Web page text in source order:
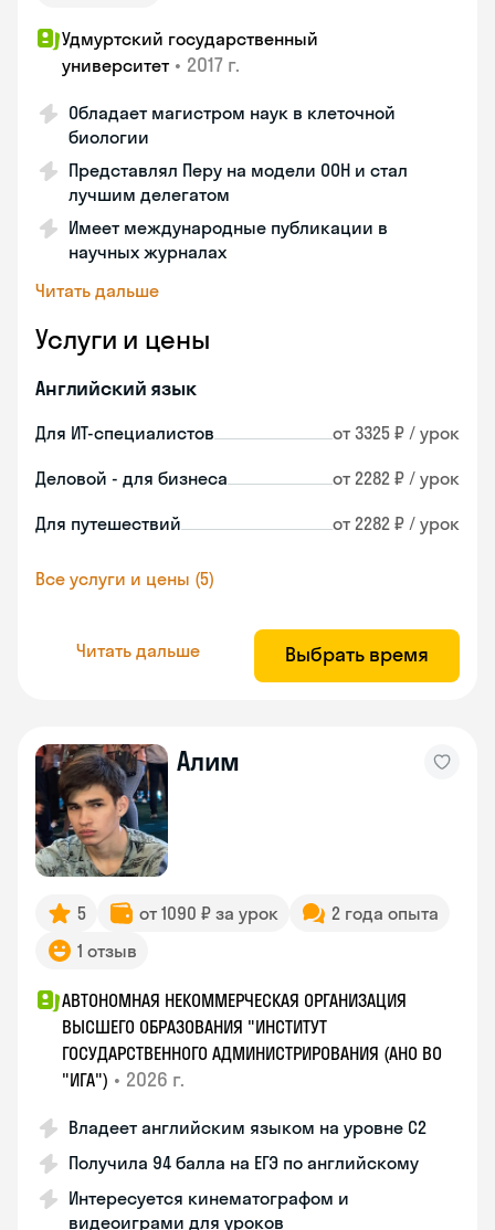
Удмуртский государственный
университет • 2017 г.
Обладает магистром наук в клеточной
биологии
Представлял Перу на модели ООН и стал
лучшим делегатом
Имеет международные публикации в
научных журналах
Читать дальше
Услуги и цены
Английский язык
Для ИТ-специалистов от 3325 ₽ / урок
Деловой - для бизнеса от 2282 ₽ / урок
Для путешествий от 2282 ₽ / урок
Все услуги и цены (5)
Читать дальше Выбрать время
Алим
5 от 1090 ₽ за урок
2 года опыта
1 отзыв
АВТОНОМНАЯ НЕКОММЕРЧЕСКАЯ ОРГАНИЗАЦИЯ
ВЫСШЕГО ОБРАЗОВАНИЯ "ИНСТИТУТ
ГОСУДАРСТВЕННОГО АДМИНИСТРИРОВАНИЯ (АНО ВО
"ИГА") • 2026 г.
Владеет английским языком на уровне С2
Получила 94 балла на ЕГЭ по английскому
Интересуется кинематографом и
видеоиграми для уроков